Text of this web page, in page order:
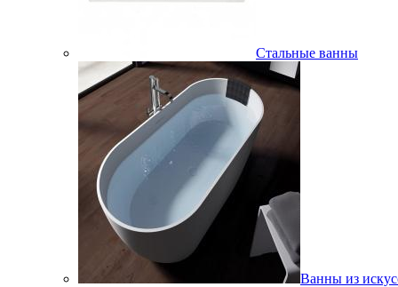
Стальные ванны
Ванны из